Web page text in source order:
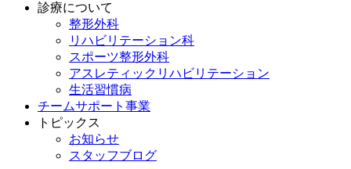
診療について
整形外科
リハビリテーション科
スポーツ整形外科
アスレティックリハビリテーション
生活習慣病
チームサポート事業
トピックス
お知らせ
スタッフブログ